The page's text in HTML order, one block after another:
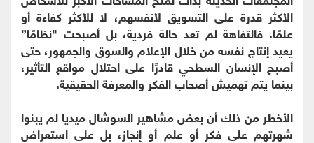
الأكثر قدرة على التسويق لأنفسهم، لا للأكثر كفاءة أو
علمًا. فالتفاهة لم تعد حالة فردية، بل أصبحت "نظامًا”
يعيد إنتاج نفسه من خلال الإعلام والسوق والجمهور، حتى
أصبح الإنسان السطحي قادرًا على احتلال مواقع التأثير،
بينما يتم تهميش أصحاب الفكر والمعرفة الحقيقية.
الأخطر من ذلك أن بعض مشاهير السوشال ميديا لم يبنوا
شهرتهم على فكر أو علم أو إنجاز، بل على استعراض